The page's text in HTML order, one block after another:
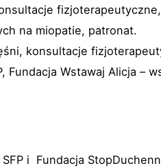
na miopatie, patronat.
konsultacje
Fundacja Wstawaj Alicja –
i Fundacja